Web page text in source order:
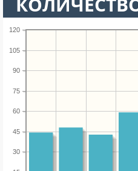
30
45
60
75
90
105
120